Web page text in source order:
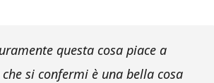
questa cosa piace a
si confermi è una bella cosa